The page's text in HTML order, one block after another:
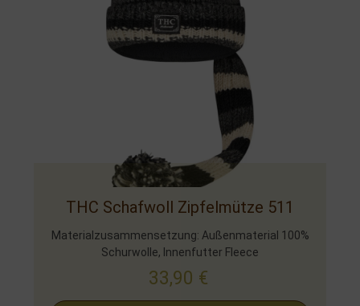
THC Schafwoll Zipfelmütze 511
Materialzusammensetzung: Außenmaterial 100%
Schurwolle, Innenfutter Fleece
33,90 €